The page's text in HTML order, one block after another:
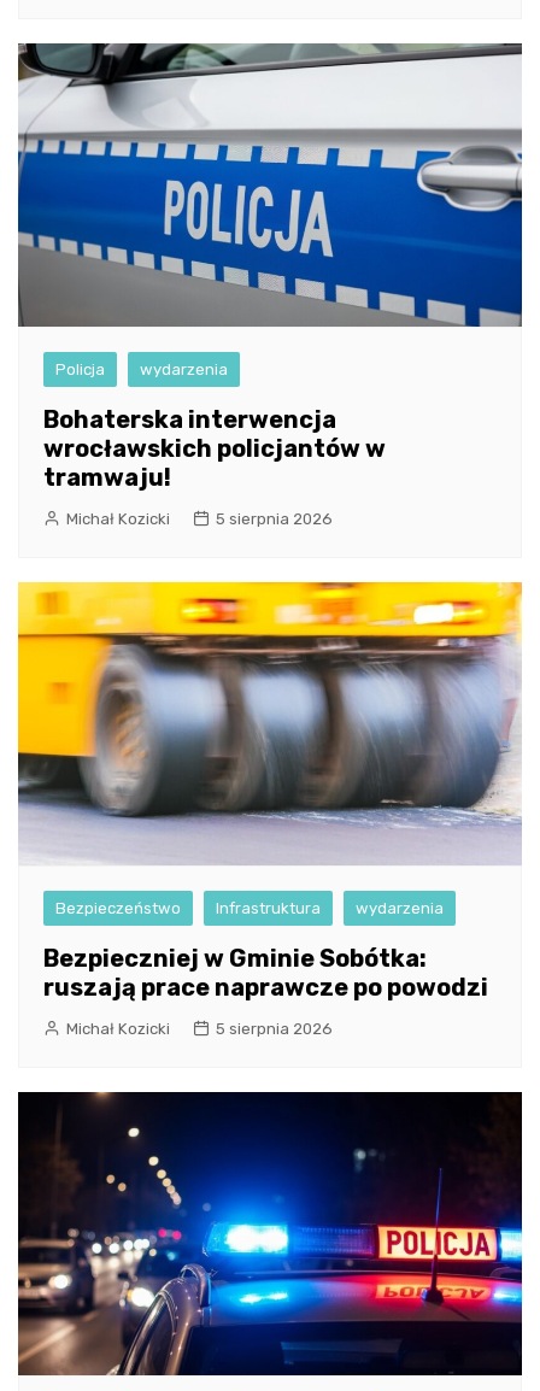
Policja wydarzenia
Bohaterska interwencja
wrocławskich policjantów w
tramwaju!
Michał Kozicki 5 sierpnia 2026
Bezpieczeństwo Infrastruktura wydarzenia
Bezpieczniej w Gminie Sobótka:
ruszają prace naprawcze po powodzi
Michał Kozicki 5 sierpnia 2026